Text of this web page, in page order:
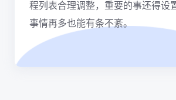
程列表合理调整，重要的事还得设
事情再多也能有条不紊。